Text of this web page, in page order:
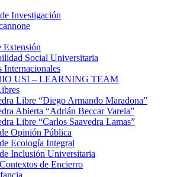
Investigación
Extensión
Social Universitaria
Internacionales
USI – LEARNING TEAM
Libre “Diego Armando Maradona”
Abierta “Adrián Beccar Varela”
Libre “Carlos Saavedra Lamas”
Opinión Pública
Ecología Integral
Inclusión Universitaria
de Encierro